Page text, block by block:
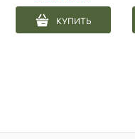
КУПИТЬ